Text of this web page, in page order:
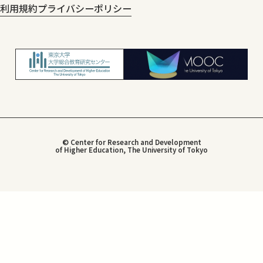
利用規約プライバシーポリシー
© Center for Research and Development
of Higher Education, The University of Tokyo